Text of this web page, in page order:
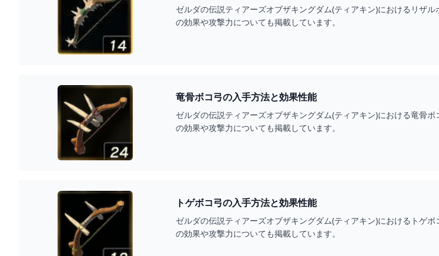
ゼルダの伝説ティアーズオブザキングダム(ティアキン)におけるリザ
の効果や攻撃力についても掲載しています。
竜骨ボコ弓の入手方法と効果性能
ゼルダの伝説ティアーズオブザキングダム(ティアキン)における竜骨
の効果や攻撃力についても掲載しています。
トゲボコ弓の入手方法と効果性能
ゼルダの伝説ティアーズオブザキングダム(ティアキン)におけるトゲ
の効果や攻撃力についても掲載しています。